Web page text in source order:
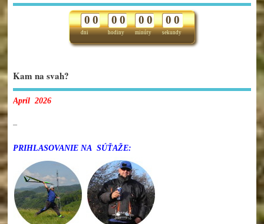
dni
0 0
hodiny
0 0
minúty
0 0
sekundy
0 0
Kam na svah?
Apríl 2026
–
PRIHLASOVANIE NA SÚŤAŽE: